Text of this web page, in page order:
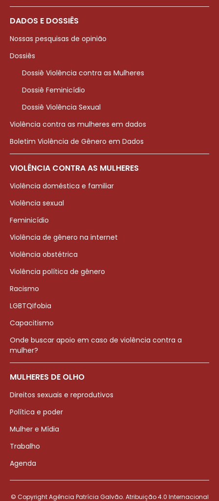
DADOS E DOSSIÊS
Nossas pesquisas de opinião
Dossiês
Dossiê Violência contra as Mulheres
Dossiê Feminicídio
Dossiê Violência Sexual
Violência contra as mulheres em dados
Boletim Violência de Gênero em Dados
VIOLÊNCIA CONTRA AS MULHERES
Violência doméstica e familiar
Violência sexual
Feminicídio
Violência de gênero na internet
Violência obstétrica
Violência política de gênero
Racismo
LGBTQIfobia
Capacitismo
Onde buscar apoio em caso de violência contra a
mulher?
MULHERES DE OLHO
Direitos sexuais e reprodutivos
Política e poder
Mulher e Mídia
Trabalho
Agenda
© Copyright Agência Patrícia Galvão. Atribuição 4.0 Internacional